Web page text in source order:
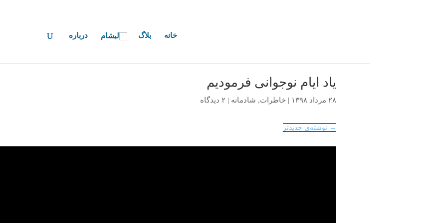
خانه بلاگ درباره
یاد ایام نوجوانی فرمودیم
۲۸ مرداد ۱۳۹۸ | خاطرات, شادمانه | ۲ دیدگاه
→ نوشته‌ی جدیدتر